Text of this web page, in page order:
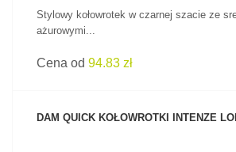
Stylowy kołowrotek w czarnej szacie ze
ażurowymi...
Cena od 94.83 zł
DAM QUICK KOŁOWROTKI INTENZE